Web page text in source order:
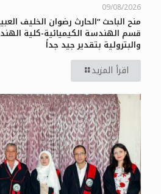
09/08/2026
منح الباحث “الحارث رضوان الخليف
قسم الهندسة الكيميائية-كلية
والبترولية بتقدير جيد جداً
اقرأ المزيد